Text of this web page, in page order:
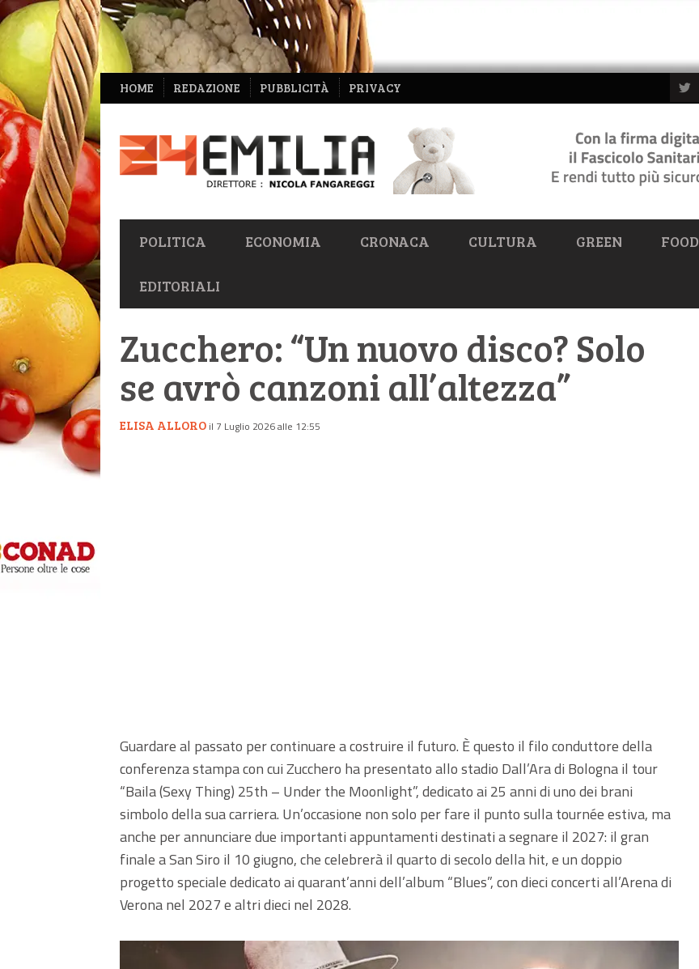
NAVIGAZIONE
SECONDARIA
HOME REDAZIONE PUBBLICITÀ PRIVACY
NAVIGAZIONE
PRIMARIA
POLITICA ECONOMIA CRONACA CULTURA GREEN FOOD
EDITORIALI
Zucchero: “Un nuovo disco? Solo
se avrò canzoni all’altezza”
ELISA ALLORO il 7 Luglio 2026 alle 12:55
Guardare al passato per continuare a costruire il futuro. È questo il filo conduttore della
conferenza stampa con cui Zucchero ha presentato allo stadio Dall’Ara di Bologna il tour
“Baila (Sexy Thing) 25th – Under the Moonlight”, dedicato ai 25 anni di uno dei brani
simbolo della sua carriera. Un’occasione non solo per fare il punto sulla tournée estiva, ma
anche per annunciare due importanti appuntamenti destinati a segnare il 2027: il gran
finale a San Siro il 10 giugno, che celebrerà il quarto di secolo della hit, e un doppio
progetto speciale dedicato ai quarant’anni dell’album “Blues”, con dieci concerti all’Arena di
Verona nel 2027 e altri dieci nel 2028.